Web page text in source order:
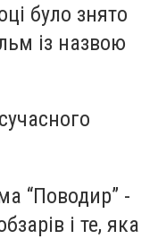
було знято
із назвою
“Поводир” -
і те, яка